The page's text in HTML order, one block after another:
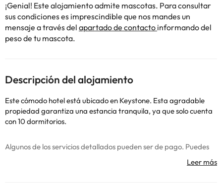
¡Genial! Este alojamiento admite mascotas. Para consultar
sus condiciones es imprescindible que nos mandes un
mensaje a través del apartado de contacto informando del
peso de tu mascota.
Descripción del alojamiento
Este cómodo hotel está ubicado en Keystone. Esta agradable
propiedad garantiza una estancia tranquila, ya que solo cuenta
con 10 dormitorios.
Algunos de los servicios detallados pueden ser de pago. Puedes
consultar sus tarifas directamente en el establecimiento. Toda la
información de esta ficha está sujeta a cambios por parte del